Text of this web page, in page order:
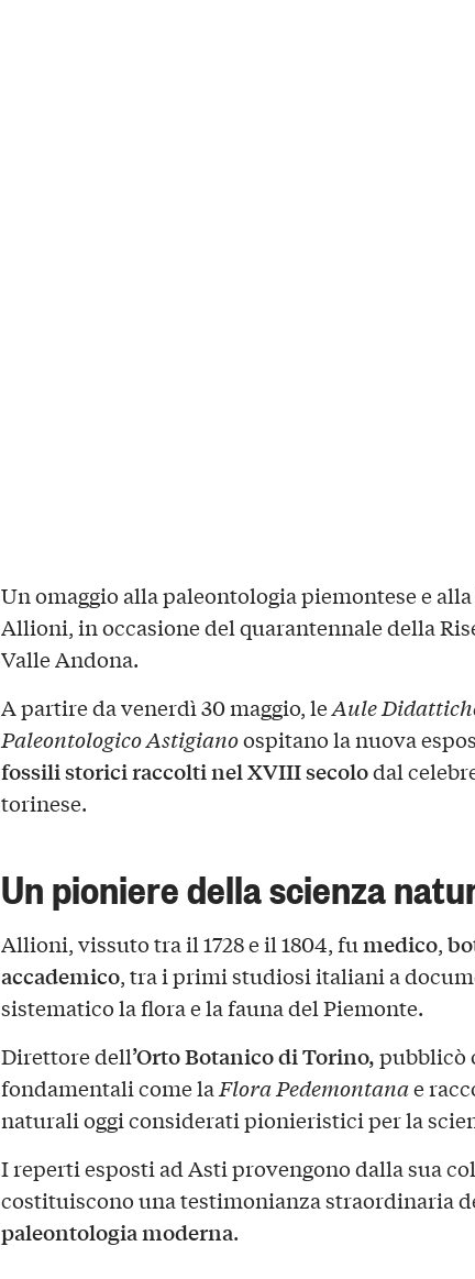
Un omaggio alla paleontologia piemontese e
Allioni, in occasione del quarantennale della
Valle Andona.
A partire da venerdì 30 maggio, leAule
Paleontologico Astigianoospitano la nuova
fossili storici raccolti nel XVIII secolodal
torinese.
Un pioniere della scienza
Allioni, vissuto tra il 1728 e il 1804, fu medico,
accademico, tra i primi studiosi italiani a
sistematico la flora e la fauna del Piemonte.
Direttore dell’Orto Botanico di Torino,pubblicò
fondamentali come la Flora Pedemontanae
naturali oggi considerati pionieristici per la
I reperti esposti ad Asti provengono dalla sua
costituiscono una testimonianza straordinaria
paleontologia moderna.